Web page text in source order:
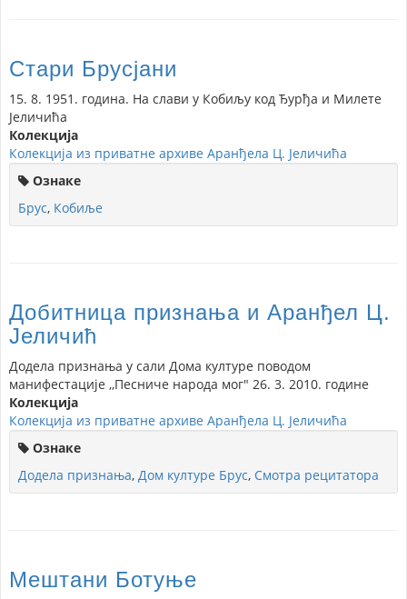
Стари Брусјани
15. 8. 1951. година. На слави у Кобиљу код Ђурђа и Милете
Јеличића
Колекција
Колекција из приватне архиве Аранђела Ц. Јеличића
Ознаке
Брус, Кобиље
Добитница признања и Аранђел Ц.
Јеличић
Додела признања у сали Дома културе поводом
манифестације ,,Песниче народа мог" 26. 3. 2010. године
Колекција
Колекција из приватне архиве Аранђела Ц. Јеличића
Ознаке
Додела признања, Дом културе Брус, Смотра рецитатора
Мештани Ботуње